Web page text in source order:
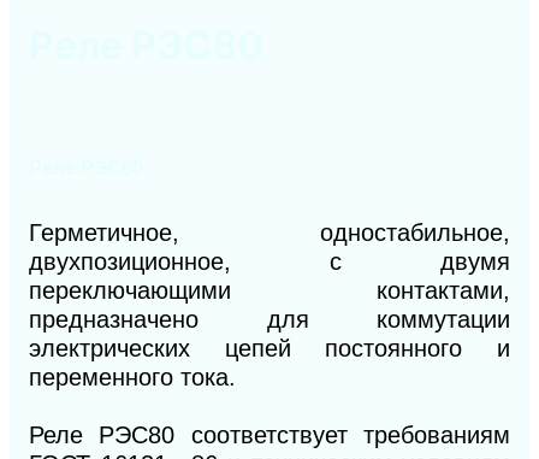
Герметичное, одностабильное,
двухпозиционное, с двумя
переключающими контактами,
предназначено для коммутации
электрических цепей постоянного и
переменного тока.
Реле РЭС80 соответствует требованиям